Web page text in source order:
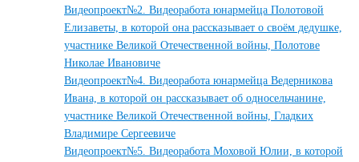
Видеопроект№2. Видеоработа юнармейца Полотовой
Елизаветы, в которой она рассказывает о своём дедушке,
участнике Великой Отечественной войны, Полотове
Николае Ивановиче
Видеопроект№4. Видеоработа юнармейца Ведерникова
Ивана, в которой он рассказывает об односельчанине,
участнике Великой Отечественной войны, Гладких
Владимире Сергеевиче
Видеопроект№5. Видеоработа Моховой Юлии, в которой